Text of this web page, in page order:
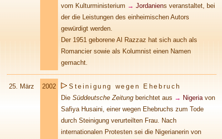
vom Kulturministerium → Jordaniens veranstaltet, bei
der die Leistungen des einheimischen Autors
gewürdigt werden.
Der 1951 geborene Al Razzaz hat sich auch als
Romancier sowie als Kolumnist einen Namen
gemacht.
25. März 2002
Steinigung wegen Ehebruch
Die Süddeutsche Zeitung berichtet aus → Nigeriavon
Safiya Husaini, einer wegen Ehebruchs zum Tode
durch Steinigung verurteilten Frau. Nach
internationalen Protesten sei die Nigerianerin von